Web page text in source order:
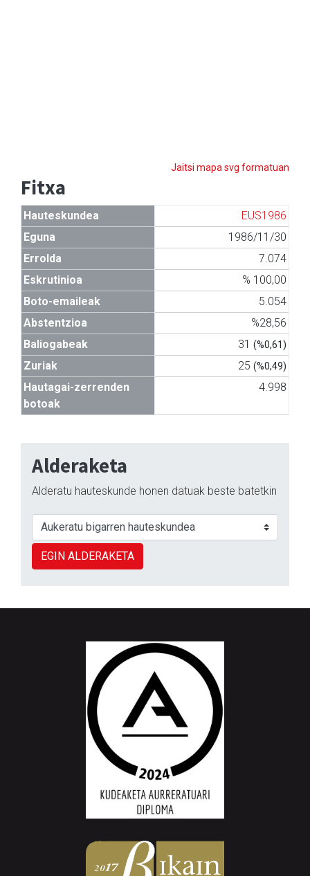
Jaitsi mapa svg formatuan
Fitxa
Hauteskundea
EUS1986
Eguna
1986/11/30
Errolda
7.074
Eskrutinioa
% 100,00
Boto-emaileak
5.054
Abstentzioa
%28,56
Baliogabeak
31 (%0,61)
Zuriak 25 (%0,49)
Hautagai-zerrenden
botoak
4.998
Alderaketa
Alderatu hauteskunde honen datuak beste batetkin
EGIN ALDERAKETA